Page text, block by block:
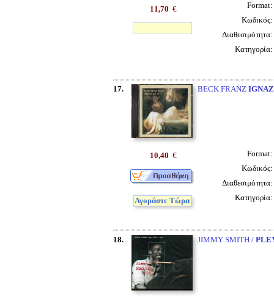
11,70 €
Format:
Κωδικός:
Διαθεσιμότητα:
Κατηγορία:
17. BECK FRANZ IGNAZ
10,40 €
Αγοράστε Τώρα
Format:
Κωδικός:
Διαθεσιμότητα:
Κατηγορία:
18. JIMMY SMITH /